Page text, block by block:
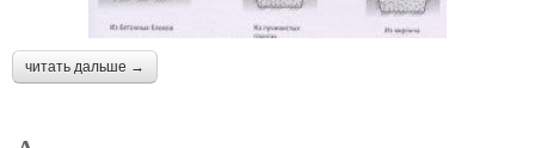
читать дальше →